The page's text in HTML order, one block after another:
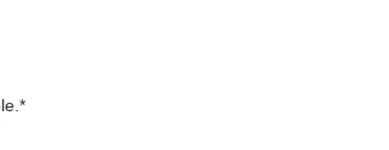
Black/White (V700715-VK00209-V2005-L)